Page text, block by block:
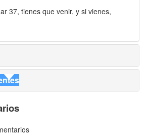
37, tienes que venir, y si vienes,